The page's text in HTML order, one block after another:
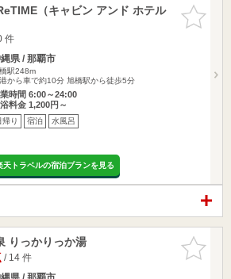
お気に入
りに追加
（キャビン アンド ホテル
件
県 / 那覇市
駅248m
から車で約10分 旭橋駅から徒歩5分
時間 6:00～24:00
料金 1,200円～
帰り 宿泊 水風呂
天トラベルの宿泊プランを見る
お気に入
りに追加
りっかりっか湯
/ 14 件